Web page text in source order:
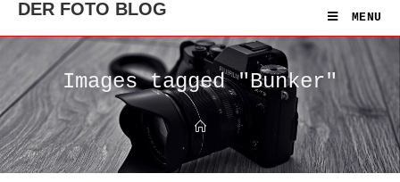
DER FOTO BLOG MENU
Images tagged "Bunker"